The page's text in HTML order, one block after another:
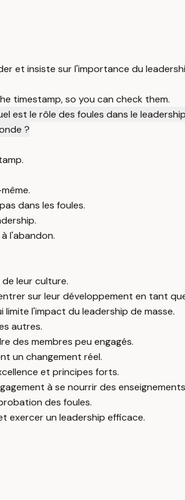
et insiste sur l'importance du
timestamp, so you can check them.
est le rôle des foules dans le
?
dans les foules.
l'abandon.
leur culture.
sur leur développement en tant
l'impact du leadership de masse.
autres.
des membres peu engagés.
un changement réel.
et principes forts.
à se nourrir des
des foules.
exercer un leadership efficace.